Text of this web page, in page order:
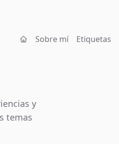
Sobre mí Etiquetas
y
temas